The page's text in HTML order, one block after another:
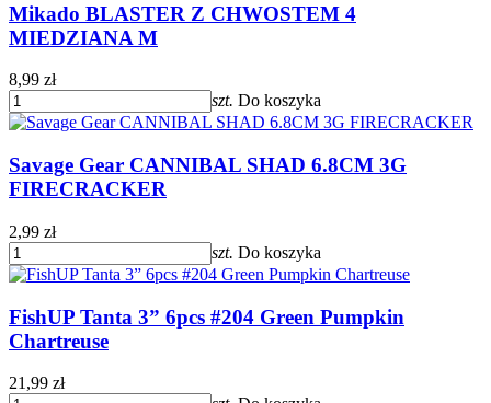
Mikado BLASTER Z CHWOSTEM 4
MIEDZIANA M
8,99 zł
szt. Do koszyka
Savage Gear CANNIBAL SHAD 6.8CM 3G
FIRECRACKER
2,99 zł
szt. Do koszyka
FishUP Tanta 3” 6pcs #204 Green Pumpkin
Chartreuse
21,99 zł